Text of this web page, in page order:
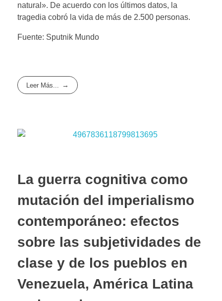
natural». De acuerdo con los últimos datos, la
tragedia cobró la vida de más de 2.500 personas.
Fuente: Sputnik Mundo
Leer Más...
La guerra cognitiva como
mutación del imperialismo
contemporáneo: efectos
sobre las subjetividades de
clase y de los pueblos en
Venezuela, América Latina